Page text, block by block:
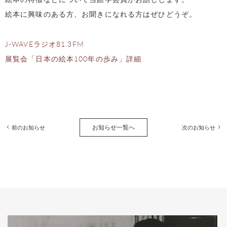
絵本に興味のある方、お聞きになれる方はぜひどうぞ。
J-WAVEラジオ81.3FM
展覧会「日本の絵本100年の歩み」詳細
前のお知らせ お知らせ一覧へ 次のお知らせ